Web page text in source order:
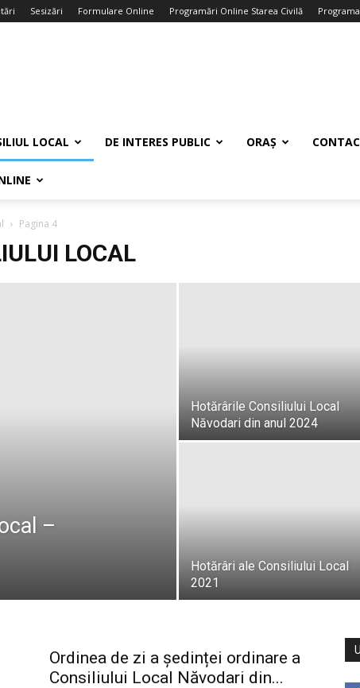
Sesizări Formulare Online Programări Online Starea Civilă
LOCAL DE INTERES PUBLIC ORAȘ
Pagina 4
LOCAL
–
Hotărârile Consiliului Local
Năvodari din anul 2024
Hotărâri ale Consiliului Local
2021
Ordinea de zi a ședinței ordinare a
Consiliului Local Năvodari din...